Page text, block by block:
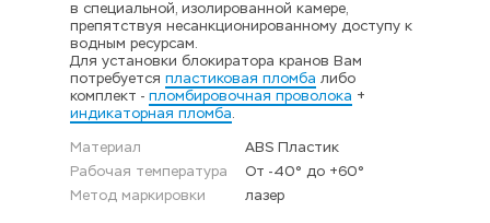
в специальной, изолированной камере,
препятствуя несанкционированному доступу к
водным ресурсам.
Для установки блокиратора кранов Вам
потребуется пластиковая пломба либо
комплект - пломбировочная проволока
индикаторная пломба.
Материал
ABS Пластик
Рабочая температура
От -40° до +60°
Метод маркировки
лазер